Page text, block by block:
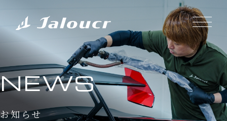
NEWS
お知らせ